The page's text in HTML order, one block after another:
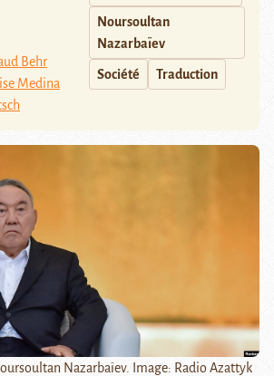
Behr
Medina
Noursoultan
Nazarbaïev
Société Traduction
Nazarbaïev. Image: Radio Azattyk